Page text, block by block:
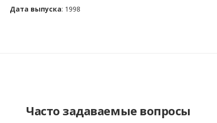
Дата выпуска: 1998
Часто задаваемые вопросы